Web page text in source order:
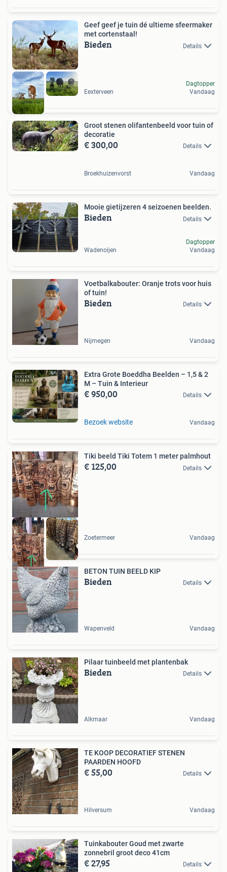
Geef geef je tuin dé ultieme sfeermaker
met cortenstaal!
Bieden Details
Eexterveen
Dagtopper
Vandaag
Groot stenen olifantenbeeld voor tuin of
decoratie
€ 300,00 Details
Broekhuizenvorst Vandaag
Mooie gietijzeren 4 seizoenen beelden.
Bieden Details
Wadenoijen
Dagtopper
Vandaag
Voetbalkabouter: Oranje trots voor huis
of tuin!
Bieden Details
Nijmegen Vandaag
Extra Grote Boeddha Beelden – 1,5 & 2
M – Tuin & Interieur
€ 950,00 Details
Bezoek website Vandaag
Tiki beeld Tiki Totem 1 meter palmhout
€ 125,00 Details
Zoetermeer Vandaag
BETON TUIN BEELD KIP
Bieden Details
Wapenveld Vandaag
Pilaar tuinbeeld met plantenbak
Bieden Details
Alkmaar Vandaag
TE KOOP DECORATIEF STENEN
PAARDEN HOOFD
€ 55,00 Details
Hilversum Vandaag
Tuinkabouter Goud met zwarte
zonnebril groot deco 41cm
€ 27,95 Details